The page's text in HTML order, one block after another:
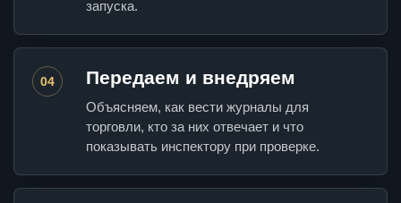
запуска.
04 Передаем и внедряем
Объясняем, как вести журналы для
торговли, кто за них отвечает и что
показывать инспектору при проверке.